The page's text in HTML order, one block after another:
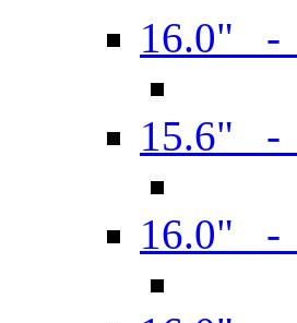
16.0" -
15.6" -
16.0" -